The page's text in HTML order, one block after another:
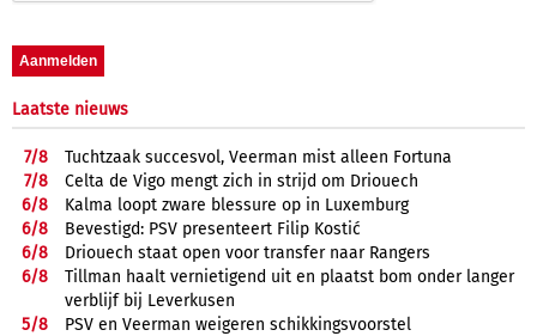
Laatste nieuws
7/8
Tuchtzaak succesvol, Veerman mist alleen Fortuna
7/8
Celta de Vigo mengt zich in strijd om Driouech
6/8
Kalma loopt zware blessure op in Luxemburg
6/8
Bevestigd: PSV presenteert Filip Kostić
6/8
Driouech staat open voor transfer naar Rangers
6/8
Tillman haalt vernietigend uit en plaatst bom onder langer
verblijf bij Leverkusen
5/8
PSV en Veerman weigeren schikkingsvoorstel